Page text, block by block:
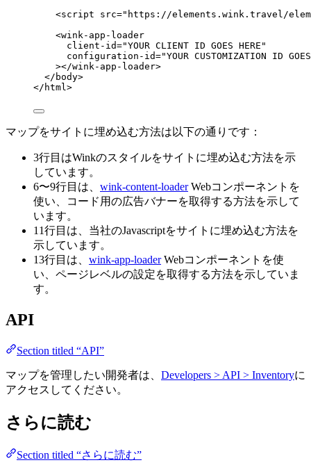
<script src=" https://elements.wink.travel/
<wink-app-loader
client-id="YOUR CLIENT ID GOES HERE "
configuration-id="YOUR CUSTOMIZATION ID
></wink-app-loader>
</ body>
</ html>
マップをサイトに埋め込む方法は以下の通りです：
3行目はWinkのスタイルをサイトに埋め込む方法を示
しています。
6〜9行目は、 wink-content-loaderWebコンポーネントを
使い、コード用の広告バナーを取得する方法を示して
います。
11行目は、当社のJavascriptをサイトに埋め込む方法を
示しています。
13行目は、 wink-app-loaderWebコンポーネントを使
い、ページレベルの設定を取得する方法を示していま
す。
API
Section titled “API”
マップを管理したい開発者は、 Developers > API > Inventoryに
アクセスしてください。
さらに読む
Section titled “さらに読む”